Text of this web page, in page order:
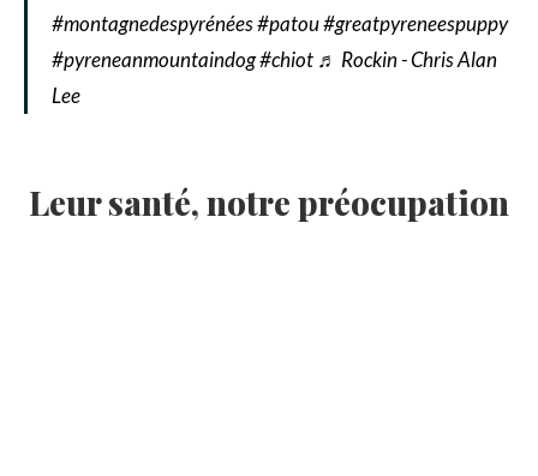
#montagnedespyrénées#patou#greatpyreneespuppy
#pyreneanmountaindog#chiot ♬ Rockin - Chris Alan
Lee
Leur santé, notre préocupation